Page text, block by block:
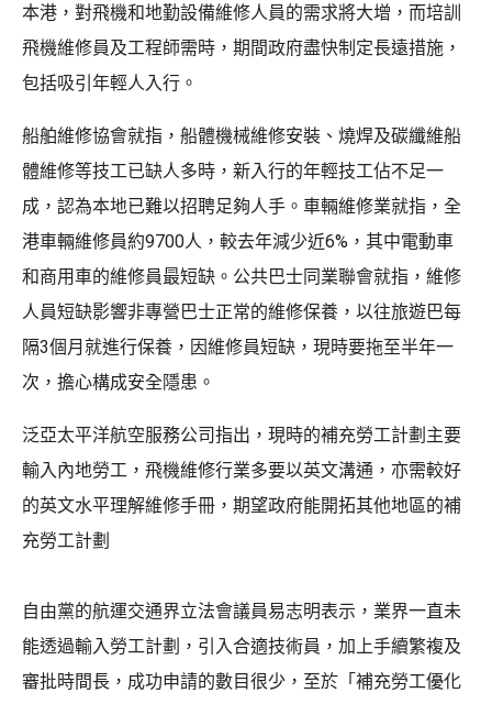
本港，對飛機和地勤設備維修人員的需求將大增，而培訓
飛機維修員及工程師需時，期間政府盡快制定長遠措施，
包括吸引年輕人入行。
船舶維修協會就指，船體機械維修安裝、燒焊及碳纖維船
體維修等技工已缺人多時，新入行的年輕技工佔不足一
成，認為本地已難以招聘足夠人手。車輛維修業就指，全
港車輛維修員約9700人，較去年減少近6%，其中電動車
和商用車的維修員最短缺。公共巴士同業聯會就指，維修
人員短缺影響非專營巴士正常的維修保養，以往旅遊巴每
隔3個月就進行保養，因維修員短缺，現時要拖至半年一
次，擔心構成安全隱患。
泛亞太平洋航空服務公司指出，現時的補充勞工計劃主要
輸入內地勞工，飛機維修行業多要以英文溝通，亦需較好
的英文水平理解維修手冊，期望政府能開拓其他地區的補
充勞工計劃
自由黨的航運交通界立法會議員易志明表示，業界一直未
能透過輸入勞工計劃，引入合適技術員，加上手續繁複及
審批時間長，成功申請的數目很少，至於「補充勞工優化